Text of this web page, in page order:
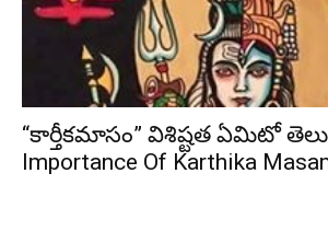
“కార్తీకమాసం” విశిష్టత ఏమిటో
Importance Of Karthika